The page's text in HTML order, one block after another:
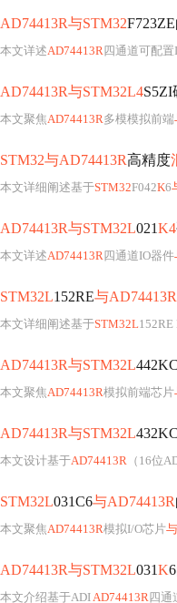
AD74413R与STM32
本文详述AD74413R四通道可配
AD74413R与STM32L4
本文聚焦AD74413R多模模拟前端
STM32与AD74413R高精度
本文详细阐述基于STM32F042K6
AD74413R与STM32L021K4
本文详述AD74413R四通道IO器件
STM32L152RE与AD74413R
本文详细阐述基于STM32L152RE
AD74413R与STM32L
本文聚焦AD74413R模拟前端芯片
AD74413R与STM32L
本文设计基于AD74413R （16位
STM32L031C6与AD74413R
本文聚焦AD74413R模拟I/O芯片
AD74413R与STM32L031K
本文介绍基于ADIAD74413R四通